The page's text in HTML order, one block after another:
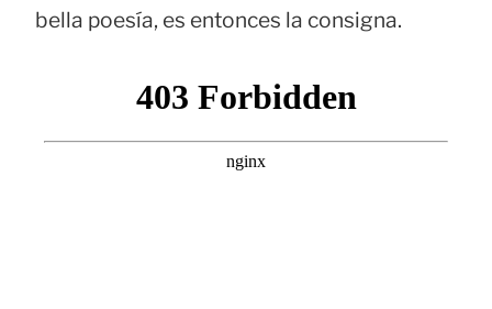
bella poesía, es entonces la consigna.